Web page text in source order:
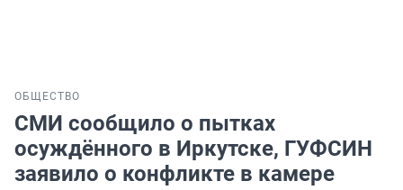
ОБЩЕСТВО
СМИ сообщило о пытках
осуждённого в Иркутске, ГУФСИН
заявило о конфликте в камере